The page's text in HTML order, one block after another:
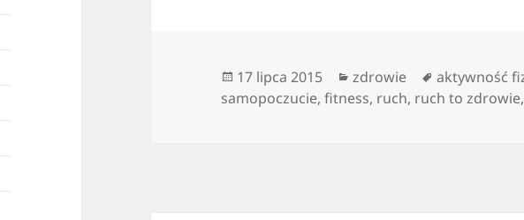
Data
publikacji
17 lipca 2015 Kategorie
zdrowie Tagi
aktywność
samopoczucie,fitness, ruch, ruch to zdrowie,